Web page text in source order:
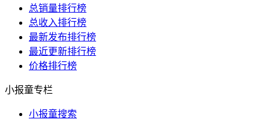
总销量排行榜
总收入排行榜
最新发布排行榜
最近更新排行榜
价格排行榜
小报童专栏
小报童搜索